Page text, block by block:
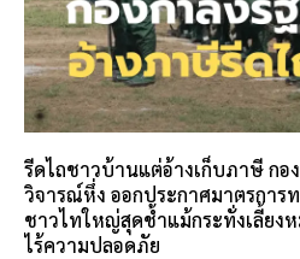
รีดไถชาวบ้านแต่อ้างเก็บภาษี กอ
วิจารณ์หึ่ง ออกประกาศมาตรการ
ชาวไทใหญ่สุดช้ำแม้กระทั่งเลี้ยง
ไร้ความปลอดภัย